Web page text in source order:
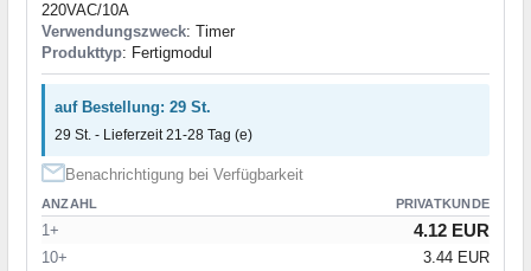
220VAC/10A
Verwendungszweck: Timer
Produkttyp: Fertigmodul
auf Bestellung: 29 St.
29 St. - Lieferzeit 21-28 Tag (e)
Benachrichtigung bei Verfügbarkeit
ANZAHL PRIVATKUNDE
1+ 4.12 EUR
10+ 3.44 EUR